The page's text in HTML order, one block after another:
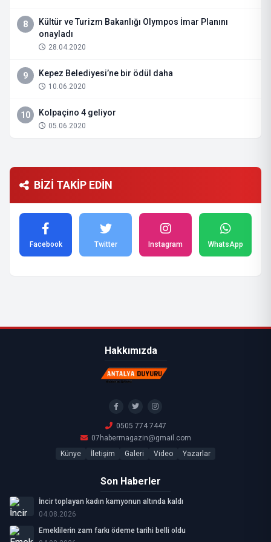
8
Kültür ve Turizm Bakanlığı Olympos İmar Planını
onayladı
28.04.2020
9 Kepez Belediyesi’ne bir ödül daha
10.06.2020
10 Kolpaçino 4 geliyor
05.06.2020
BİZİ TAKİP EDİN
Facebook Twitter Instagram WhatsApp
Hakkımızda
0505 774 7447
07habermagazin@gmail.com
Künye
İletişim Galeri Video Yazarlar
Son Haberler
İncir toplayan kadın kamyonun altında kaldı
04.08.2026
Emeklilerin zam farkı ödeme tarihi belli oldu